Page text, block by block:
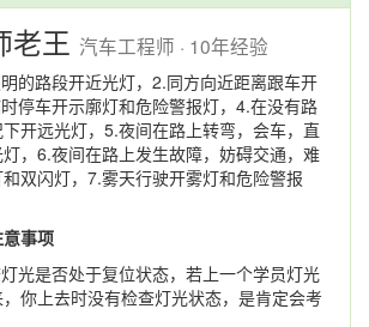
老王 汽车工程师 · 10年经验
的路段开近光灯，2.同方向近距离跟车开
停车开示廓灯和危险警报灯，4.在没有路
开远光灯，5.夜间在路上转弯，会车，直
，6.夜间在路上发生故障，妨碍交通，难
双闪灯，7.雾天行驶开雾灯和危险警报
事项
光是否处于复位状态，若上一个学员灯光
你上去时没有检查灯光状态，是肯定会考